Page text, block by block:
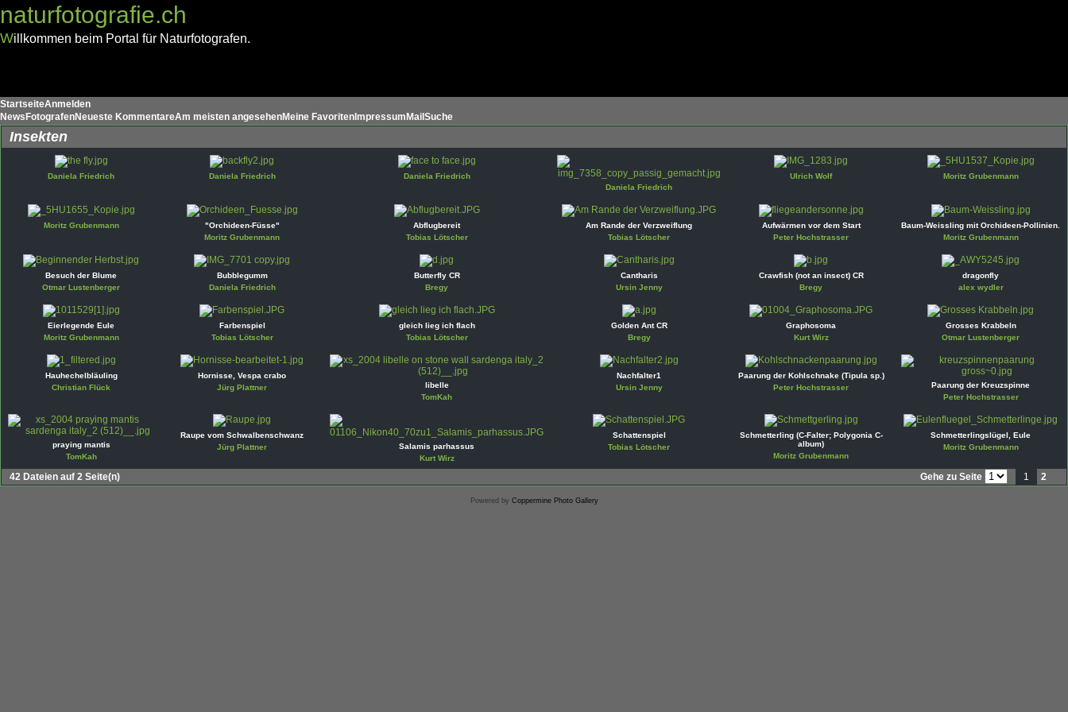
naturfotografie.ch
Willkommen beim Portal für Naturfotografen.
StartseiteAnmelden
News FotografenNeueste KommentareAm meisten angesehenMeine Favoriten Impressum Mail Suche
Insekten
Daniela Friedrich Daniela Friedrich
Daniela Friedrich
Daniela Friedrich
Ulrich Wolf Moritz Grubenmann
Moritz Grubenmann
"Orchideen-Füsse"
Moritz Grubenmann
Abflugbereit
Tobias Lötscher
Am Rande der Verzweiflung
Tobias Lötscher
Aufwärmen vor dem Start
Peter Hochstrasser
Baum-Weissling mit Orchideen-Pollinien.
Moritz Grubenmann
Besuch der Blume
Otmar Lustenberger
Bubblegumm
Daniela Friedrich
Butterfly CR
Bregy
Cantharis
Ursin Jenny
Crawfish (not an insect) CR
Bregy
dragonfly
alex wydler
Eierlegende Eule
Moritz Grubenmann
Farbenspiel
Tobias Lötscher
gleich lieg ich flach
Tobias Lötscher
Golden Ant CR
Bregy
Graphosoma
Kurt Wirz
Grosses Krabbeln
Otmar Lustenberger
Hauhechelbläuling
Christian Flück
Hornisse, Vespa crabo
Jürg Plattner
libelle
TomKah
Nachfalter1
Ursin Jenny
Paarung der Kohlschnake (Tipula sp.)
Peter Hochstrasser
Paarung der Kreuzspinne
Peter Hochstrasser
praying mantis
TomKah
Raupe vom Schwalbenschwanz
Jürg Plattner
Salamis parhassus
Kurt Wirz
Schattenspiel
Tobias Lötscher
Schmetterling (C-Falter; Polygonia C-
album)
Moritz Grubenmann
Schmetterlingslügel, Eule
Moritz Grubenmann
42 Dateien auf 2 Seite(n) Gehe zu Seite 1 2
Powered by Coppermine Photo Gallery